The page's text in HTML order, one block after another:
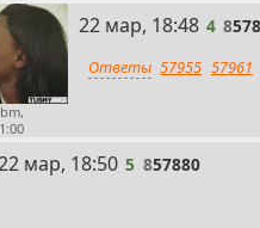
4
22 мар, 18:48 4 8
Ответы 57955 57961
5 мар, 18:50 5 857880